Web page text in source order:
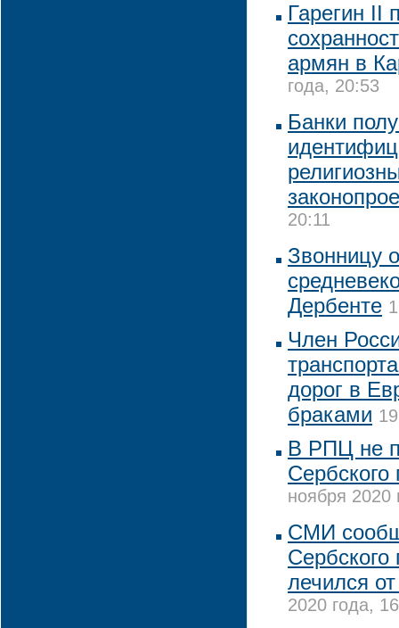
Гарегин II
армян в
года, 20:53
Банки
20:11
Звонницу
Дербенте
Член
дорог в
браками
В РПЦ не
Сербского
ноября 2020
СМИ
Сербского
лечился
2020 года,